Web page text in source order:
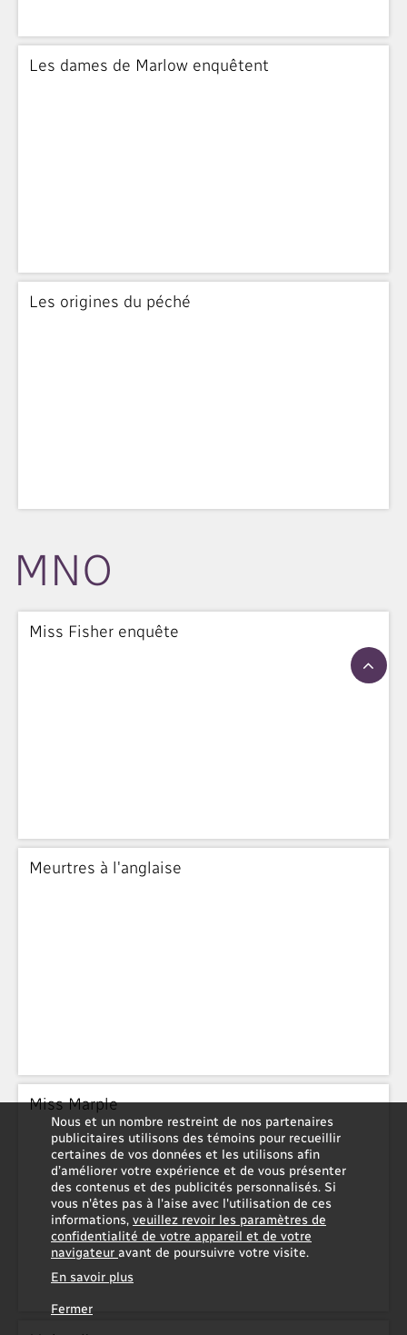
Les dames de Marlow enquêtent
Les origines du péché
MNO
Miss Fisher enquête
Meurtres à l'anglaise
Miss Marple
Nous et un nombre restreint de nos partenaires
publicitaires utilisons des témoins pour recueillir
certaines de vos données et les utilisons afin
d’améliorer votre expérience et de vous présenter
des contenus et des publicités personnalisés. Si
vous n'êtes pas à l'aise avec l'utilisation de ces
informations, veuillez revoir les paramètres de
confidentialité de votre appareil et de votre
navigateur avant de poursuivre votre visite.
En savoir plus
Fermer